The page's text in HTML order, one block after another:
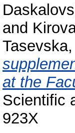
and
at the
Scientific
923X